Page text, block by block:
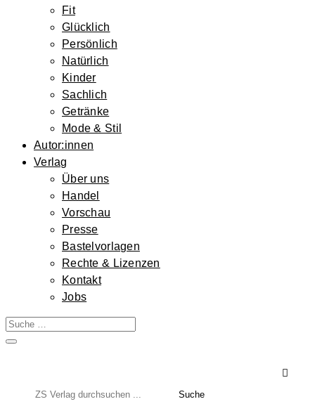
Fit
Glücklich
Persönlich
Natürlich
Kinder
Sachlich
Getränke
Mode & Stil
Autor:innen
Verlag
Über uns
Handel
Vorschau
Presse
Bastelvorlagen
Rechte & Lizenzen
Kontakt
Jobs

nach: